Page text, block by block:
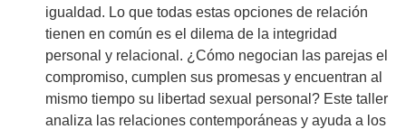
igualdad. Lo que todas estas opciones de relación
tienen en común es el dilema de la integridad
personal y relacional. ¿Cómo negocian las parejas el
compromiso, cumplen sus promesas y encuentran al
mismo tiempo su libertad sexual personal? Este taller
analiza las relaciones contemporáneas y ayuda a los